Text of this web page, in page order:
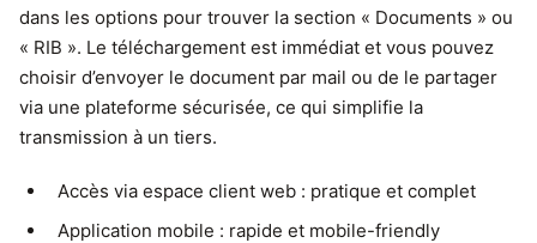
dans les options pour trouver la section « Documents » ou
« RIB ». Le téléchargement est immédiat et vous pouvez
choisir d’envoyer le document par mail ou de le partager
via une plateforme sécurisée, ce qui simplifie la
transmission à un tiers.
Accès via espace client web : pratique et complet
Application mobile : rapide et mobile-friendly